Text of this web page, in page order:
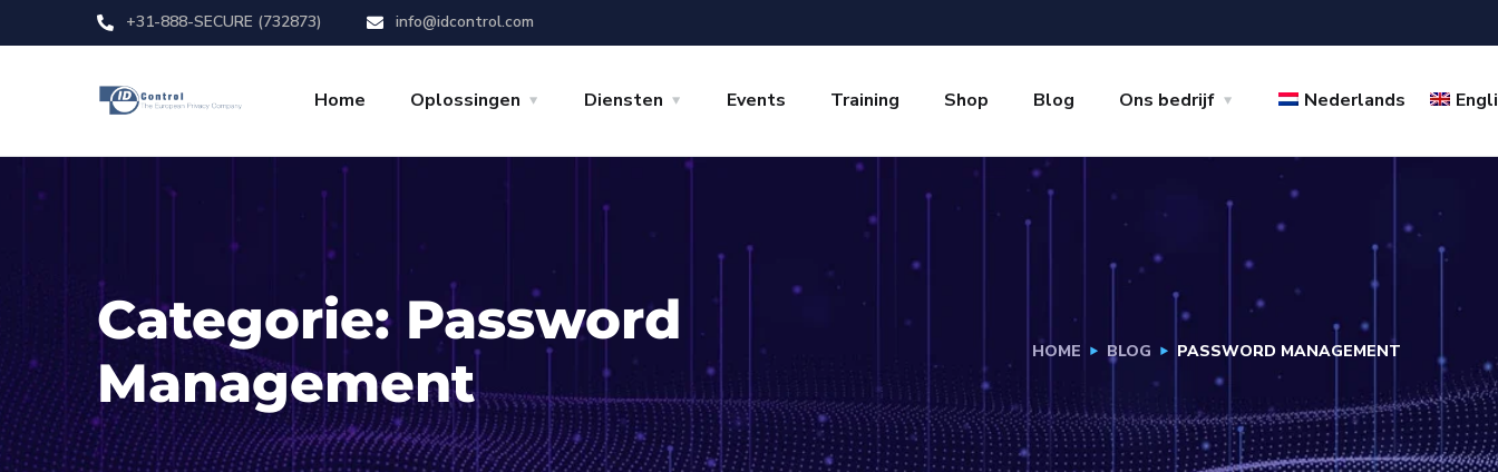
+31-888-SECURE (732873) info@idcontrol.com
Home Oplossingen Diensten Events Training Shop Blog Ons bedrijf Nederlands
Categorie: Password
Management
HOME BLOG PASSWORD MANAGEMENT